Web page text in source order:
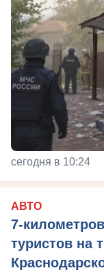
сегодня в 10:24
АВТО
7-
туристов на